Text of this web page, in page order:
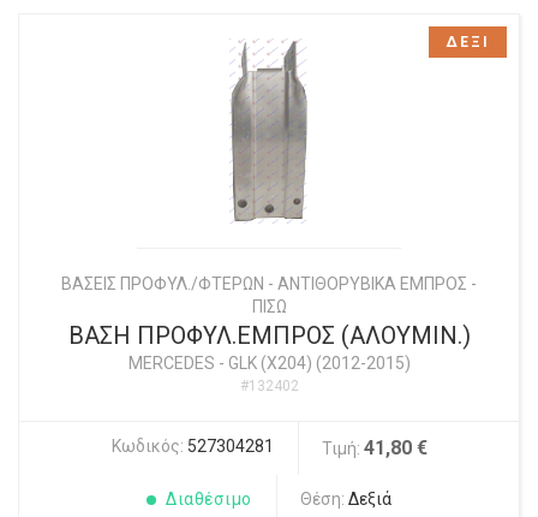
ΒΑΣΕΙΣ ΠΡΟΦΥΛ./ΦΤΕΡΩΝ - ΑΝΤΙΘΟΡΥΒΙΚΑ ΕΜΠΡΟΣ -
ΠΙΣΩ
ΒΑΣΗ ΠΡΟΦΥΛ.ΕΜΠΡΟΣ (ΑΛΟΥΜΙΝ.)
MERCEDES - GLK (X204) (2012-2015)
#132402
Κωδικός: 527304281 Τιμή: 41,80 €
Διαθέσιμο Θέση: Δεξιά
ΔΕΞΙ